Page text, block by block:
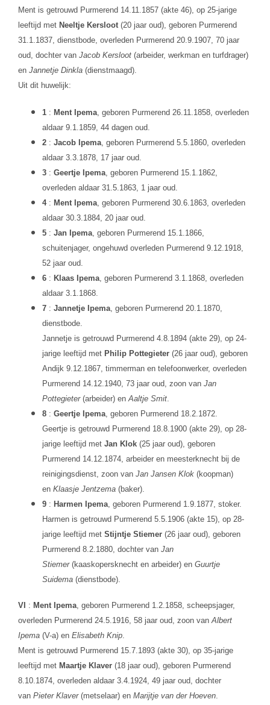
Ment is getrouwd Purmerend 14.11.1857 (akte 46), op 25-jarige
leeftijd met Neeltje Kersloot(20 jaar oud), geboren Purmerend
31.1.1837, dienstbode, overleden Purmerend 20.9.1907, 70 jaar
oud, dochter van Jacob Kersloot(arbeider, werkman en turfdrager)
en Jannetje Dinkla(dienstmaagd).
Uit dit huwelijk:
1 : Ment Ipema, geboren Purmerend 26.11.1858, overleden
aldaar 9.1.1859, 44 dagen oud.
2 : Jacob Ipema, geboren Purmerend 5.5.1860, overleden
aldaar 3.3.1878, 17 jaar oud.
3 : Geertje Ipema, geboren Purmerend 15.1.1862,
overleden aldaar 31.5.1863, 1 jaar oud.
4 : Ment Ipema, geboren Purmerend 30.6.1863, overleden
aldaar 30.3.1884, 20 jaar oud.
5 : Jan Ipema, geboren Purmerend 15.1.1866,
schuitenjager, ongehuwd overleden Purmerend 9.12.1918,
52 jaar oud.
6 : Klaas Ipema, geboren Purmerend 3.1.1868, overleden
aldaar 3.1.1868.
7 : Jannetje Ipema, geboren Purmerend 20.1.1870,
dienstbode.
Jannetje is getrouwd Purmerend 4.8.1894 (akte 29), op 24-
jarige leeftijd met Philip Pottegieter(26 jaar oud), geboren
Andijk 9.12.1867, timmerman en telefoonwerker, overleden
Purmerend 14.12.1940, 73 jaar oud, zoon van Jan
Pottegieter(arbeider) en Aaltje Smit.
8 : Geertje Ipema, geboren Purmerend 18.2.1872.
Geertje is getrouwd Purmerend 18.8.1900 (akte 29), op 28-
jarige leeftijd met Jan Klok(25 jaar oud), geboren
Purmerend 14.12.1874, arbeider en meesterknecht bij de
reinigingsdienst, zoon van Jan Jansen Klok(koopman)
en Klaasje Jentzema(baker).
9 : Harmen Ipema, geboren Purmerend 1.9.1877, stoker.
Harmen is getrouwd Purmerend 5.5.1906 (akte 15), op 28-
jarige leeftijd met Stijntje Stiemer(26 jaar oud), geboren
Purmerend 8.2.1880, dochter van Jan
Stiemer(kaaskopersknecht en arbeider) en Guurtje
Suidema(dienstbode).
VI : Ment Ipema, geboren Purmerend 1.2.1858, scheepsjager,
overleden Purmerend 24.5.1916, 58 jaar oud, zoon van Albert
Ipema(V-a) en Elisabeth Knip.
Ment is getrouwd Purmerend 15.7.1893 (akte 30), op 35-jarige
leeftijd met Maartje Klaver(18 jaar oud), geboren Purmerend
8.10.1874, overleden aldaar 3.4.1924, 49 jaar oud, dochter
van Pieter Klaver(metselaar) en Marijtje van der Hoeven.